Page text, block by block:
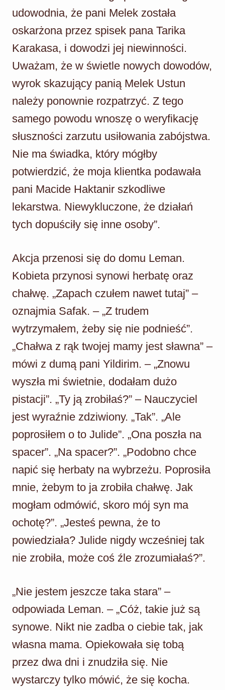
udowodnia, że pani Melek została
oskarżona przez spisek pana Tarika
Karakasa, i dowodzi jej niewinności.
Uważam, że w świetle nowych dowodów,
wyrok skazujący panią Melek Ustun
należy ponownie rozpatrzyć. Z tego
samego powodu wnoszę o weryfikację
słuszności zarzutu usiłowania zabójstwa.
Nie ma świadka, który mógłby
potwierdzić, że moja klientka podawała
pani Macide Haktanir szkodliwe
lekarstwa. Niewykluczone, że działań
tych dopuściły się inne osoby”.
Akcja przenosi się do domu Leman.
Kobieta przynosi synowi herbatę oraz
chałwę. „Zapach czułem nawet tutaj” –
oznajmia Safak. – „Z trudem
wytrzymałem, żeby się nie podnieść”.
„Chałwa z rąk twojej mamy jest sławna” –
mówi z dumą pani Yildirim. – „Znowu
wyszła mi świetnie, dodałam dużo
pistacji”. „Ty ją zrobiłaś?” – Nauczyciel
jest wyraźnie zdziwiony. „Tak”. „Ale
poprosiłem o to Julide”. „Ona poszła na
spacer”. „Na spacer?”. „Podobno chce
napić się herbaty na wybrzeżu. Poprosiła
mnie, żebym to ja zrobiła chałwę. Jak
mogłam odmówić, skoro mój syn ma
ochotę?”. „Jesteś pewna, że to
powiedziała? Julide nigdy wcześniej tak
nie zrobiła, może coś źle zrozumiałaś?”.
„Nie jestem jeszcze taka stara” –
odpowiada Leman. – „Cóż, takie już są
synowe. Nikt nie zadba o ciebie tak, jak
własna mama. Opiekowała się tobą
przez dwa dni i znudziła się. Nie
wystarczy tylko mówić, że się kocha.